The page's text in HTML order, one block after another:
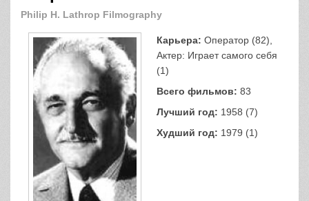
Philip H. Lathrop Filmography
Карьера: Оператор (82),
Актер: Играет самого себя
(1)
Всего фильмов: 83
Лучший год: 1958 (7)
Худший год: 1979 (1)